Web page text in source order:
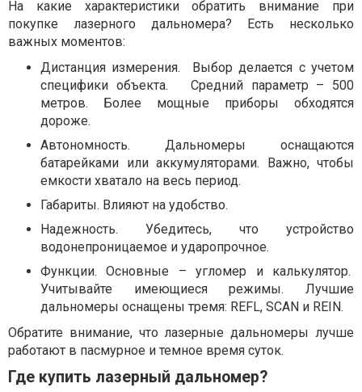
На какие характеристики обратить внимание при
покупке лазерного дальномера? Есть несколько
важных моментов:
Дистанция измерения. Выбор делается с учетом
специфики объекта. Средний параметр – 500
метров. Более мощные приборы обходятся
дороже.
Автономность. Дальномеры оснащаются
батарейками или аккумуляторами. Важно, чтобы
емкости хватало на весь период.
Габариты. Влияют на удобство.
Надежность. Убедитесь, что устройство
водонепроницаемое и ударопрочное.
Функции. Основные – угломер и калькулятор.
Учитывайте имеющиеся режимы. Лучшие
дальномеры оснащены тремя: REFL, SCAN и REIN.
Обратите внимание, что лазерные дальномеры лучше
работают в пасмурное и темное время суток.
Где купить лазерный дальномер?